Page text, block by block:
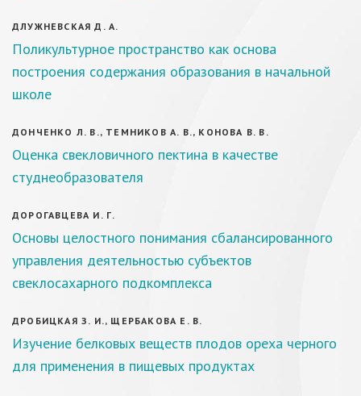
ДЛУЖНЕВСКАЯ Д. А.
Поликультурное пространство как основа
построения содержания образования в начальной
школе
ДОНЧЕНКО Л. В., ТЕМНИКОВ А. В., КОНОВА В. В.
Оценка свекловичного пектина в качестве
студнеобразователя
ДОРОГАВЦЕВА И. Г.
Основы целостного понимания сбалансированного
управления деятельностью субъектов
свеклосахарного подкомплекса
ДРОБИЦКАЯ З. И., ЩЕРБАКОВА Е. В.
Изучение белковых веществ плодов ореха черного
для применения в пищевых продуктах